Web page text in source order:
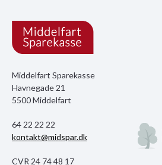
Middelfart Sparekasse
Havnegade 21
5500 Middelfart
64 22 22 22
kontakt@midspar.dk
CVR 24 74 48 17